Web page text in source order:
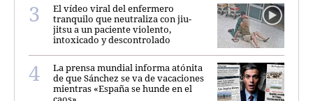
El vídeo viral del enfermero
tranquilo que neutraliza con jiu-
jitsu a un paciente violento,
intoxicado y descontrolado
La prensa mundial informa atónita
de que Sánchez se va de vacaciones
mientras «España se hunde en el